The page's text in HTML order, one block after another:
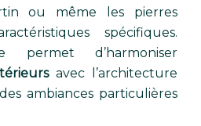
ou même les pierres
spécifiques.
permet d’harmoniser
avec l’architecture
ambiances particulières